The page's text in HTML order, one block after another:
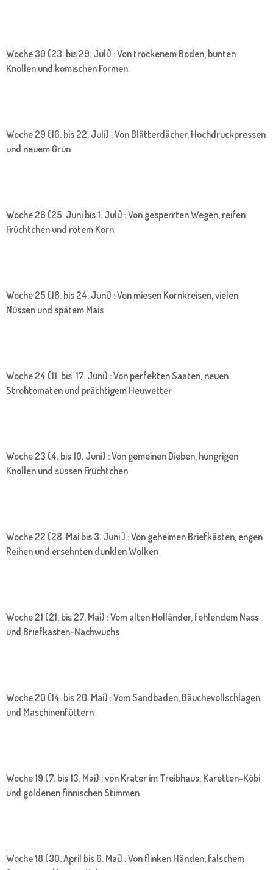
Woche 30 (23. bis 29. Juli) : Von trockenem Boden, bunten
Knollen und komischen Formen
Woche 29 (16. bis 22. Juli) : Von Blätterdächer, Hochdruckpressen
und neuem Grün
Woche 26 (25. Juni bis 1. Juli) : Von gesperrten Wegen, reifen
Früchtchen und rotem Korn
Woche 25 (18. bis 24. Juni) : Von miesen Kornkreisen, vielen
Nüssen und spätem Mais
Woche 24 (11. bis 17. Juni) : Von perfekten Saaten, neuen
Strohtomaten und prächtigem Heuwetter
Woche 23 (4. bis 10. Juni) : Von gemeinen Dieben, hungrigen
Knollen und süssen Früchtchen
Woche 22 (28. Mai bis 3. Juni ) : Von geheimen Briefkästen, engen
Reihen und ersehnten dunklen Wolken
Woche 21 (21. bis 27. Mai) : Vom alten Holländer, fehlendem Nass
und Briefkasten-Nachwuchs
Woche 20 (14. bis 20. Mai) : Vom Sandbaden, Bäuchevollschlagen
und Maschinenfüttern
Woche 19 (7. bis 13. Mai) : von Krater im Treibhaus, Karetten-Köbi
und goldenen finnischen Stimmen
Woche 18 (30. April bis 6. Mai) : Von flinken Händen, falschem